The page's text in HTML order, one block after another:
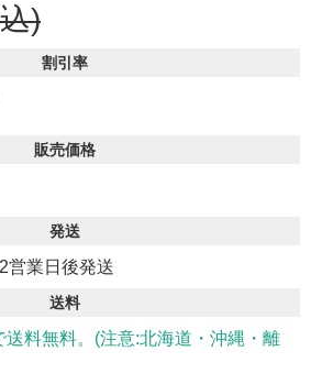
)
割引率
販売価格
発送
営業日後発送
送料
料無料。(注意:北海道・沖縄・離